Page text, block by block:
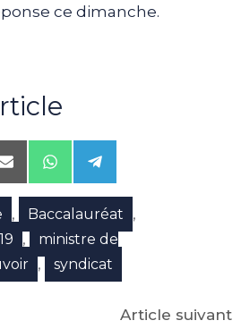
ce dimanche.
Share
on
Email
Share
on
WhatsApp
Share
on
Telegram
, Baccalauréat ,
,
ministre de
, syndicat
Article suivant